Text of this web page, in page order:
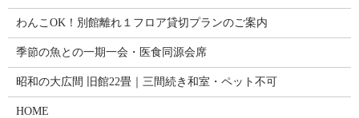
わんこOK！別館離れ１フロア貸切プランのご案内
季節の魚との一期一会・医食同源会席
昭和の大広間 旧館22畳｜三間続き和室・ペット不可
HOME